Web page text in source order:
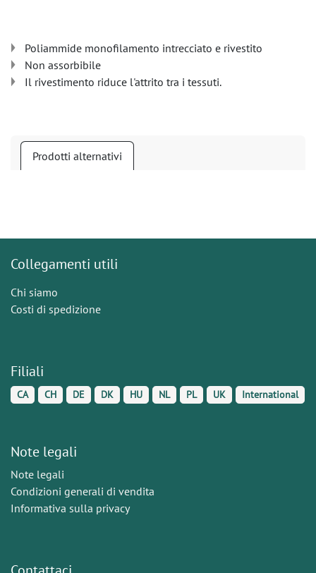
Poliammide monofilamento intrecciato e rivestito
Non assorbibile
Il rivestimento riduce l'attrito tra i tessuti.
Prodotti alternativi
Collegamenti utili
Chi siamo
Costi di spedizione
Filiali
CA CH DE DK HU NL PL UK International
Note legali
Note legali
Condizioni generali di vendita
Informativa sulla privacy